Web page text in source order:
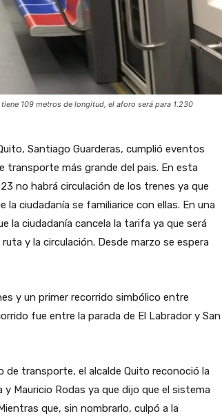
109 metros de longitud, el aforo será para 1.230
Santiago Guarderas, cumplió eventos
transporte más grande del pais. En esta
no habrá circulación de los trenes ya que
ciudadanía se familiarice con ellas. En una
la ciudadanía cancela la tarifa ya que será
y la circulación. Desde marzo se espera
y un primer recorrido simbólico entre
fue entre la parada de El Labrador y San
de transporte, el alcalde Quito reconoció la
Mauricio Rodas ya que dijo que el sistema
que, sin nombrarlo, culpó a la